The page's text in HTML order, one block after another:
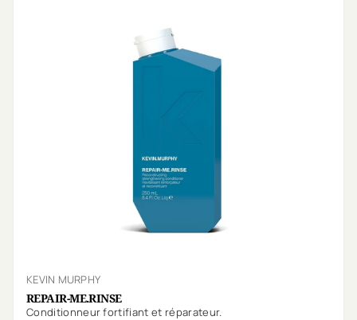
KEVIN MURPHY
REPAIR-ME.RINSE
Conditionneur fortifiant et réparateur.